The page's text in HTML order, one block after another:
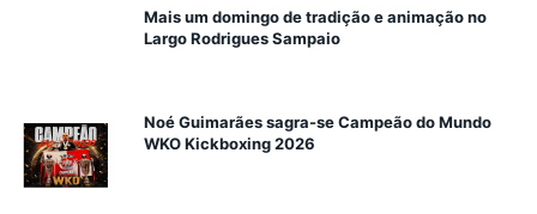
Mais um domingo de tradição e animação no
Largo Rodrigues Sampaio
Noé Guimarães sagra-se Campeão do Mundo
WKO Kickboxing 2026